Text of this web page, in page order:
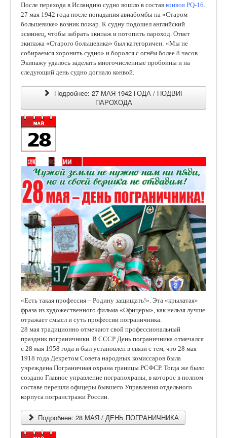
После перехода в Исландию судно вошло в состав конвоя PQ-16.
27 мая 1942 года после попадания авиабомбы на «Старом
большевике» возник пожар. К судну подошел английский
эсминец, чтобы забрать экипаж и потопить пароход. Ответ
экипажа «Старого большевика» был категоричен: «Мы не
собираемся хоронить судно» и боролся с огнём более 8 часов.
Экипажу удалось заделать многочисленные пробоины и на
следующий день судно догнало конвой.
Подробнее: 27 МАЯ 1942 ГОДА / ПОДВИГ
ПАРОХОДА
«Есть такая профессия – Родину защищать!». Эта «крылатая»
фраза из художественного фильма «Офицеры», как нельзя лучше
отражает смысл и суть профессии пограничника.
28 мая традиционно отмечают свой профессиональный
праздник пограничники. В СССР День пограничника отмечался
с 28 мая 1958 года и был установлен в связи с тем, что 28 мая
1918 года Декретом Совета народных комиссаров была
учреждена Пограничная охрана границы РСФСР. Тогда же было
создано Главное управление погранохраны, в которое в полном
составе перешли офицеры бывшего Управления отдельного
корпуса погранстражи России.
Подробнее: 28 МАЯ / ДЕНЬ ПОГРАНИЧНИКА